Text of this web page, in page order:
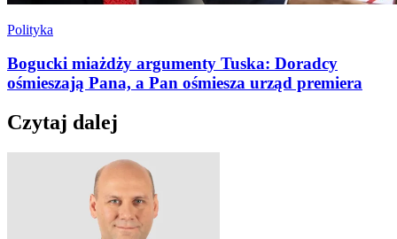
Polityka
Bogucki miażdży argumenty Tuska: Doradcy
ośmieszają Pana, a Pan ośmiesza urząd premiera
Czytaj dalej